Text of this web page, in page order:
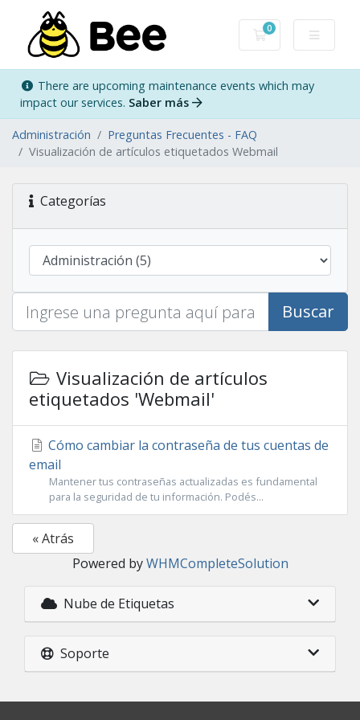
0
Carro de Pedidos
There are upcoming maintenance events which may
impact our services. Saber más
Administración
Preguntas Frecuentes - FAQ
Visualización de artículos etiquetados Webmail
Categorías
Buscar
Visualización de artículos
etiquetados 'Webmail'
Cómo cambiar la contraseña de tus cuentas de
email
Mantener tus contraseñas actualizadas es fundamental
para la seguridad de tu información. Podés...
« Atrás
Powered byWHMCompleteSolution
Nube de Etiquetas
Soporte